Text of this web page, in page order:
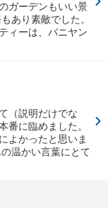
ガーデンもいい景
あり素敵でした。
ィーは、バニヤン
（説明だけでな
番に臨めました。
よかったと思いま
温かい言葉にとて